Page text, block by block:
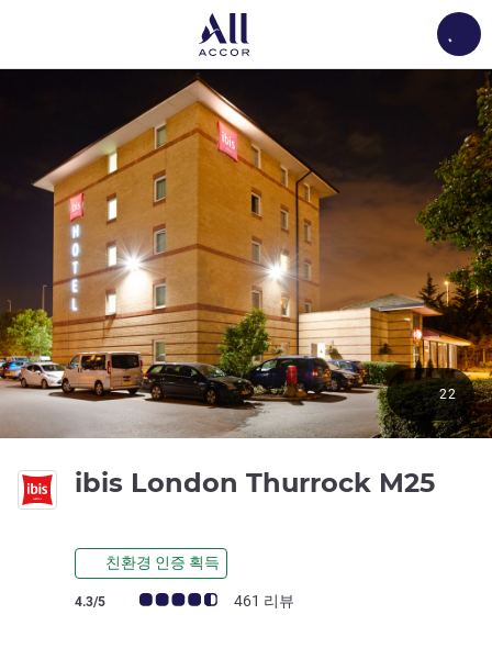
ibis London Thurrock M253성
친환경 인증 획득
고객 평점 (ALL 평가)
4.3/5 461 리뷰
22